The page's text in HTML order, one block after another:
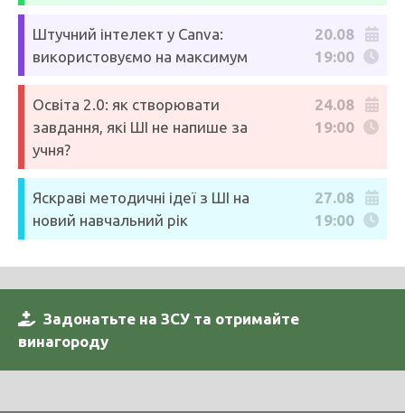
Штучний інтелект у Canva:
використовуємо на максимум
20.08
19:00
Освіта 2.0: як створювати
завдання, які ШІ не напише за
учня?
24.08
19:00
Яскраві методичні ідеї з ШІ на
новий навчальний рік
27.08
19:00
Задонатьте на ЗСУ та отримайте
винагороду